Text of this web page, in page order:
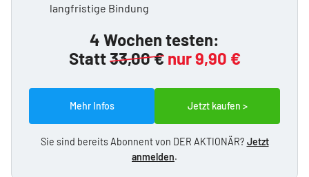
langfristige Bindung
4 Wochen testen:
Statt33,00 € nur 9,90 €
Mehr Infos Jetzt kaufen >
Sie sind bereits Abonnent von DER AKTIONÄR? Jetzt
anmelden.